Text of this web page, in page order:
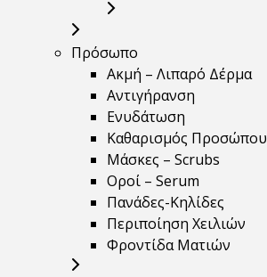
Πρόσωπο
Ακμή – Λιπαρό Δέρμα
Αντιγήρανση
Ενυδάτωση
Καθαρισμός Προσώπου
Μάσκες – Scrubs
Οροί – Serum
Πανάδες-Κηλίδες
Περιποίηση Χειλιών
Φροντίδα Ματιών